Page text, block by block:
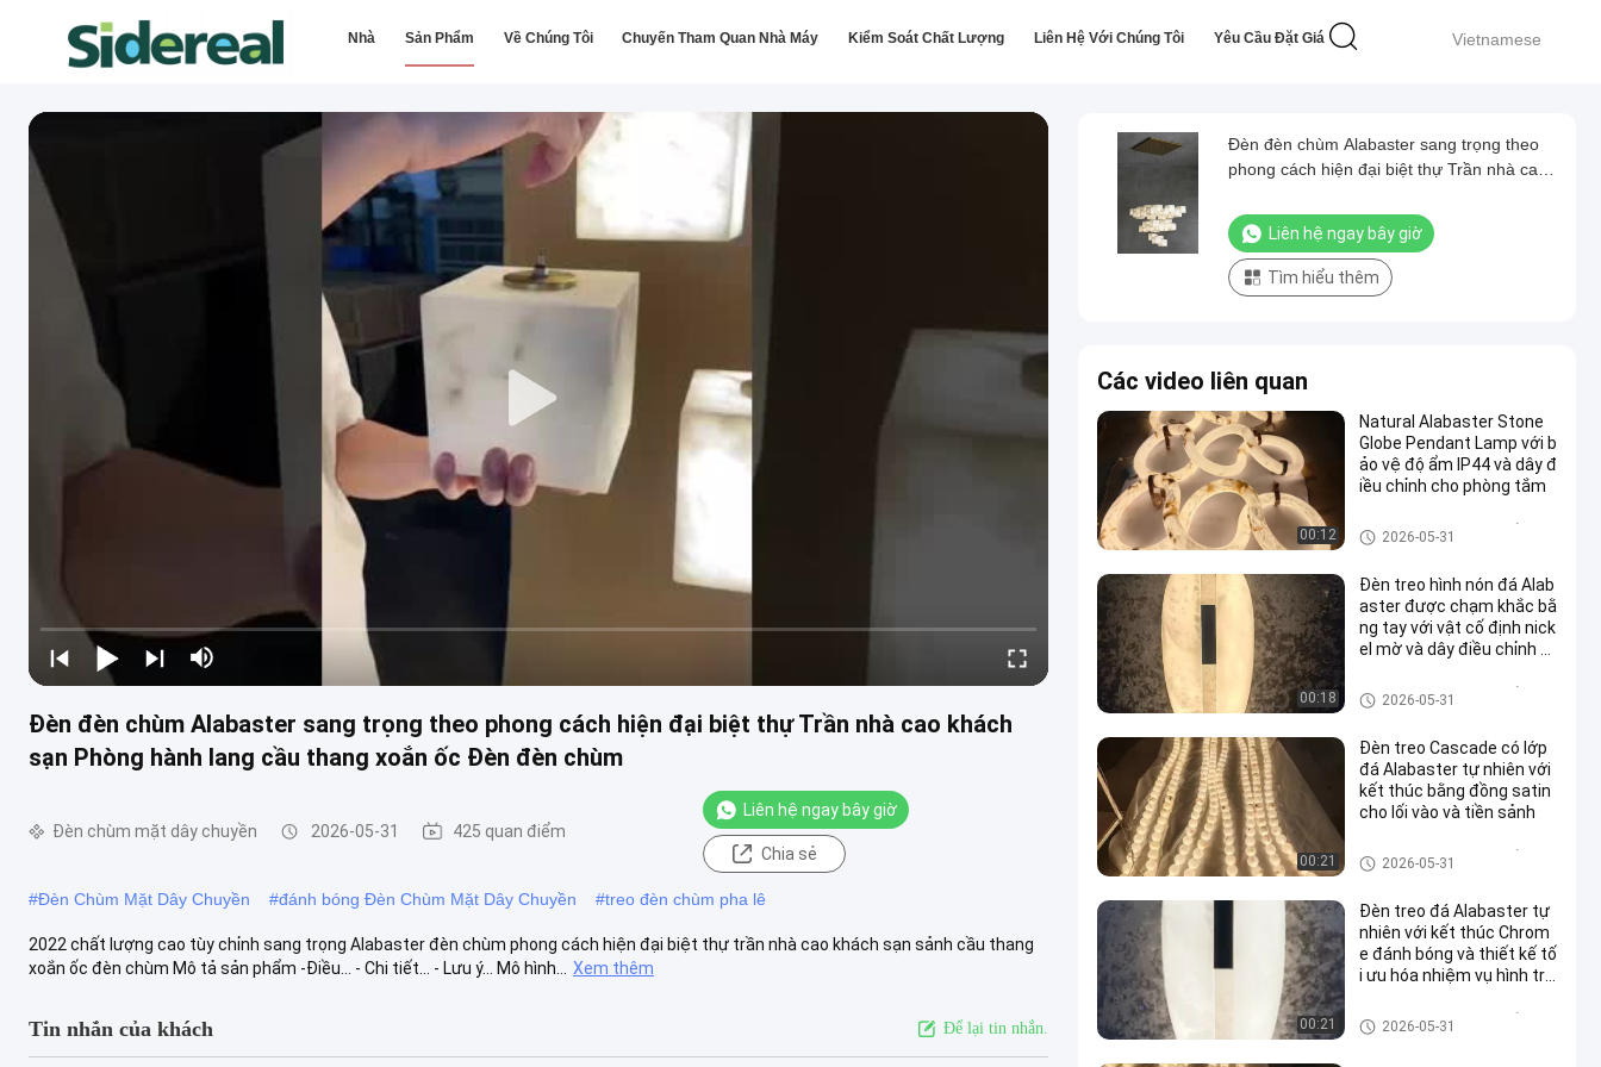
Vietnamese
Nhà Sản Phẩm Về Chúng Tôi Chuyến Tham Quan Nhà Máy Kiểm Soát Chất Lượng Liên Hệ Với Chúng Tôi Yêu Cầu Đặt Giá
Đèn đèn chùm Alabaster sang trọng theo phong cách hiện đại biệt thự Trần nhà cao khách
sạn Phòng hành lang cầu thang xoắn ốc Đèn đèn chùm
Đèn chùm mặt dây chuyền 2026-05-31 425 quan điểm
Liên hệ ngay bây giờ
Chia sẻ
#Đèn Chùm Mặt Dây Chuyền #đánh bóng Đèn Chùm Mặt Dây Chuyền #treo đèn chùm pha lê
2022 chất lượng cao tùy chỉnh sang trọng Alabaster đèn chùm phong cách hiện đại biệt thự trần nhà cao khách sạn sảnh cầu thang
xoắn ốc đèn chùm Mô tả sản phẩm -Điều... - Chi tiết... - Lưu ý... Mô hình...
Xem thêm
Tin nhắn của khách Để lại tin nhắn.
Đèn đèn chùm Alabaster sang trọng theo
phong cách hiện đại biệt thự Trần nhà cao
xoắn ốc Đèn đèn chùm
Liên hệ ngay bây giờ
Tìm hiểu thêm
Các video liên quan
00:12
Natural Alabaster Stone
Globe Pendant Lamp với b
ảo vệ độ ẩm IP44 và dây đ
iều chỉnh cho phòng tắm
Đèn chùm mặt dây chuyền
2026-05-31
00:18
Đèn treo hình nón đá Alab
aster được chạm khắc bằ
ng tay với vật cố định nick
el mờ và dây điều chỉnh 1
Đèn chùm mặt dây chuyền
2026-05-31
00:21
Đèn treo Cascade có lớp
đá Alabaster tự nhiên với
kết thúc bằng đồng satin
cho lối vào và tiền sảnh
Đèn chùm mặt dây chuyền
2026-05-31
00:21
Đèn treo đá Alabaster tự
nhiên với kết thúc Chrom
e đánh bóng và thiết kế tố
i ưu hóa nhiệm vụ hình trụ
cứu
Đèn chùm mặt dây chuyền
2026-05-31